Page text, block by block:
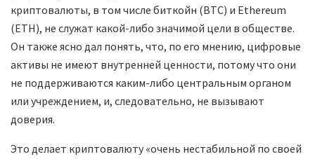
криптовалюты, в том числе биткойн (BTC) и Ethereum
(ETH), не служат какой-либо значимой цели в обществе.
Он также ясно дал понять, что, по его мнению, цифровые
активы не имеют внутренней ценности, потому что они
не поддерживаются каким-либо центральным органом
или учреждением, и, следовательно, не вызывают
доверия.
Это делает криптовалюту «очень нестабильной по своей